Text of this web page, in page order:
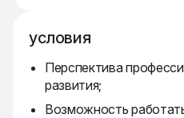
условия
Перспектива
развития;
Возможность